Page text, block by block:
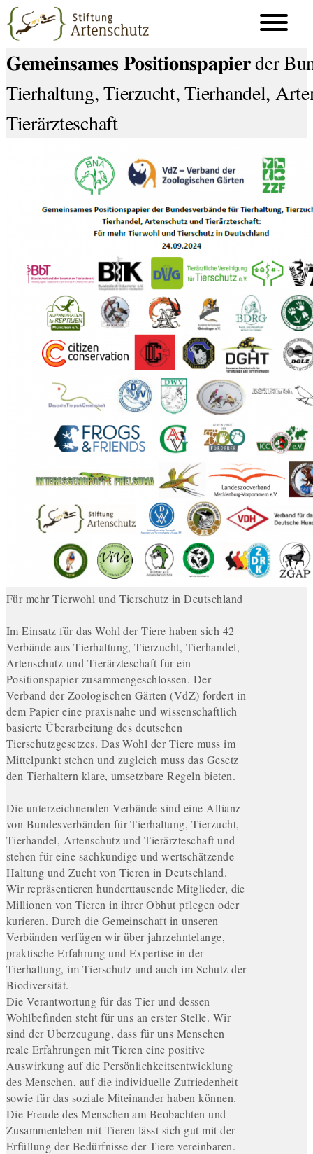
𝐆𝐞𝐦𝐞𝐢𝐧𝐬𝐚𝐦𝐞𝐬 𝐏𝐨𝐬𝐢𝐭𝐢𝐨𝐧𝐬𝐩𝐚𝐩𝐢𝐞𝐫 der
Tierhaltung, Tierzucht, Tierhandel,
Tierärzteschaft
Für mehr Tierwohl und Tierschutz in Deutschland
Im Einsatz für das Wohl der Tiere haben sich 42
Verbände aus Tierhaltung, Tierzucht, Tierhandel,
Artenschutz und Tierärzteschaft für ein
Positionspapier zusammengeschlossen. Der
Verband der Zoologischen Gärten (VdZ) fordert in
dem Papier eine praxisnahe und wissenschaftlich
basierte Überarbeitung des deutschen
Tierschutzgesetzes. Das Wohl der Tiere muss im
Mittelpunkt stehen und zugleich muss das Gesetz
den Tierhaltern klare, umsetzbare Regeln bieten.
Die unterzeichnenden Verbände sind eine Allianz
von Bundesverbänden für Tierhaltung, Tierzucht,
Tierhandel, Artenschutz und Tierärzteschaft und
stehen für eine sachkundige und wertschätzende
Haltung und Zucht von Tieren in Deutschland.
Wir repräsentieren hunderttausende Mitglieder, die
Millionen von Tieren in ihrer Obhut pflegen oder
kurieren. Durch die Gemeinschaft in unseren
Verbänden verfügen wir über jahrzehntelange,
praktische Erfahrung und Expertise in der
Tierhaltung, im Tierschutz und auch im Schutz der
Biodiversität.
Die Verantwortung für das Tier und dessen
Wohlbefinden steht für uns an erster Stelle. Wir
sind der Überzeugung, dass für uns Menschen
reale Erfahrungen mit Tieren eine positive
Auswirkung auf die Persönlichkeitsentwicklung
des Menschen, auf die individuelle Zufriedenheit
sowie für das soziale Miteinander haben können.
Die Freude des Menschen am Beobachten und
Zusammenleben mit Tieren lässt sich gut mit der
Erfüllung der Bedürfnisse der Tiere vereinbaren.